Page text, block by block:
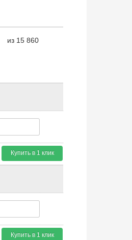
из 15 860
Купить в 1 клик
Купить в 1 клик